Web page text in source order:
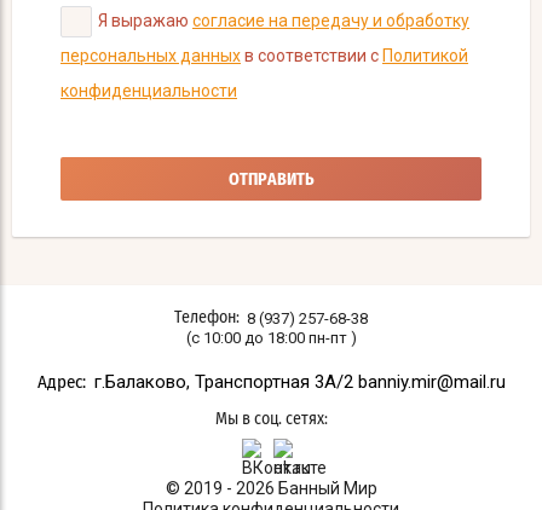
Я выражаю согласие на передачу и обработку
персональных данныхв соответствии с Политикой
конфиденциальности
ОТПРАВИТЬ
Телефон: 8 (937) 257-68-38
(с 10:00 до 18:00 пн-пт )
Адрес: г.Балаково, Транспортная 3A/2 banniy.mir@mail.ru
Мы в соц. сетях:
© 2019 - 2026 Банный Мир